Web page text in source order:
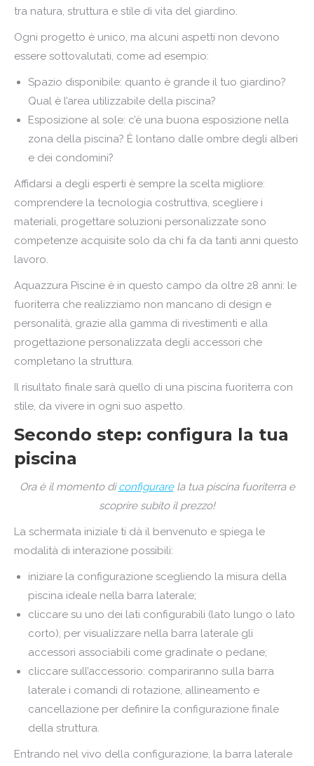
tra natura, struttura e stile di vita del giardino.
Ogni progetto è unico, ma alcuni aspetti non devono
essere sottovalutati, come ad esempio:
Spazio disponibile: quanto è grande il tuo giardino?
Qual è l’area utilizzabile della piscina?
Esposizione al sole: c’è una buona esposizione nella
zona della piscina? È lontano dalle ombre degli alberi
e dei condomini?
Affidarsi a degli esperti è sempre la scelta migliore:
comprendere la tecnologia costruttiva, scegliere i
materiali, progettare soluzioni personalizzate sono
competenze acquisite solo da chi fa da tanti anni questo
lavoro.
Aquazzura Piscine è in questo campo da oltre 28 anni: le
fuoriterra che realizziamo non mancano di design e
personalità, grazie alla gamma di rivestimenti e alla
progettazione personalizzata degli accessori che
completano la struttura.
Il risultato finale sarà quello di una piscina fuoriterra con
stile, da vivere in ogni suo aspetto.
Secondo step: configura la tua
piscina
Ora è il momento diconfigurarela tua piscina fuoriterra e
scoprire subito il prezzo!
La schermata iniziale ti dà il benvenuto e spiega le
modalità di interazione possibili:
iniziare la configurazione scegliendo la misura della
piscina ideale nella barra laterale;
cliccare su uno dei lati configurabili (lato lungo o lato
corto), per visualizzare nella barra laterale gli
accessori associabili come gradinate o pedane;
cliccare sull’accessorio: compariranno sulla barra
laterale i comandi di rotazione, allineamento e
cancellazione per definire la configurazione finale
della struttura.
Entrando nel vivo della configurazione, la barra laterale